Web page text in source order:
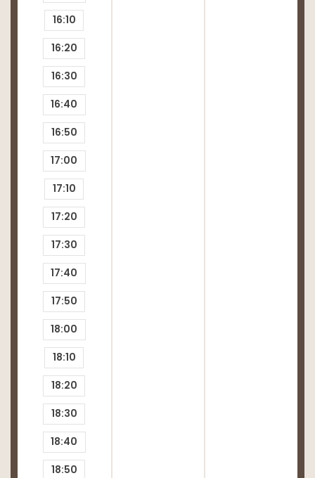
16:10
16:20
16:30
16:40
16:50
17:00
17:10
17:20
17:30
17:40
17:50
18:00
18:10
18:20
18:30
18:40
18:50